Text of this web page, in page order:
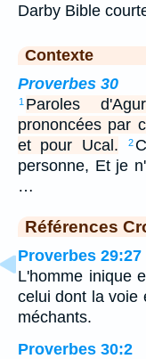
Darby Bible
Contexte
Proverbes 30
1 Paroles
prononcées par
et pour Ucal.
2
personne, Et je
…
Références
Proverbes 29:27
L'homme inique
celui dont la voie
méchants.
Proverbes 30:2